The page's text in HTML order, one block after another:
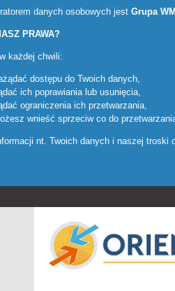
danych osobowych jest Grupa
PRAWA?
każdej chwili:
dostępu do Twoich danych,
ich poprawiania lub usunięcia,
ograniczenia ich przetwarzania,
wnieść sprzeciw co do
nt. Twoich danych i naszej troski